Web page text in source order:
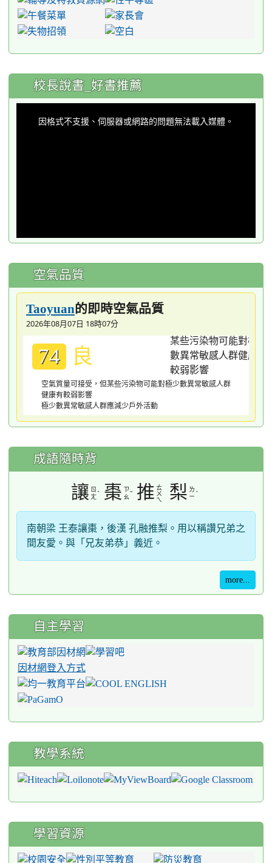
:::
校長說書_好書推薦
因格式不支援、伺服器或網路的問題無法載入媒體。
空氣品質
Taoyuan的即時空氣品質
2026年08月07日 18時07分
74 良
空氣質量可接受，但某些污染物可能對極少數異常敏感人群
健康有較弱影響
極少數異常敏感人群應減少戶外活動
成語隨時背
讓 ㄖ
ㄤˋ 棗 ㄗ
ㄠˇ 推 ㄊ
ㄨ
ㄟ
梨 ㄌ
ㄧ ˊ
南朝梁 王泰讓棗，後漢 孔融推梨。用以稱讚兄弟之
間友愛。與「兄友弟恭」義近。
more...
自主學習
因材網登入方式
教學系統
學習資源